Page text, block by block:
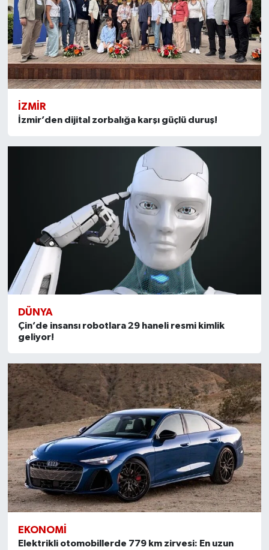
İZMIR
İzmir’den dijital zorbalığa karşı güçlü duruş!
DÜNYA
Çin’de insansı robotlara 29 haneli resmi kimlik
geliyor!
EKONOMI
Elektrikli otomobillerde 779 km zirvesi: En uzun